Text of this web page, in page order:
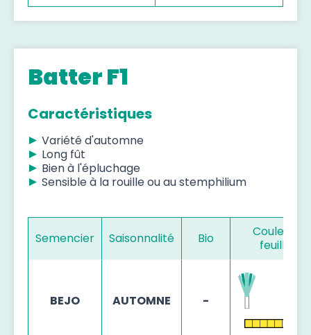
Batter F1
Caractéristiques
Variété d'automne
Long fût
Bien à l'épluchage
Sensible à la rouille ou au stemphilium
Semencier Saisonnalité Bio
Couleur de
feuillage
BEJO AUTOMNE -